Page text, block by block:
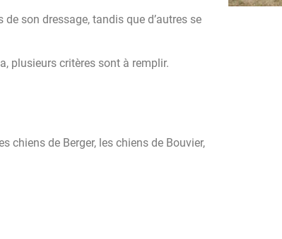
son dressage, tandis que d’autres se
plusieurs critères sont à remplir.
chiens de Berger, les chiens de Bouvier,